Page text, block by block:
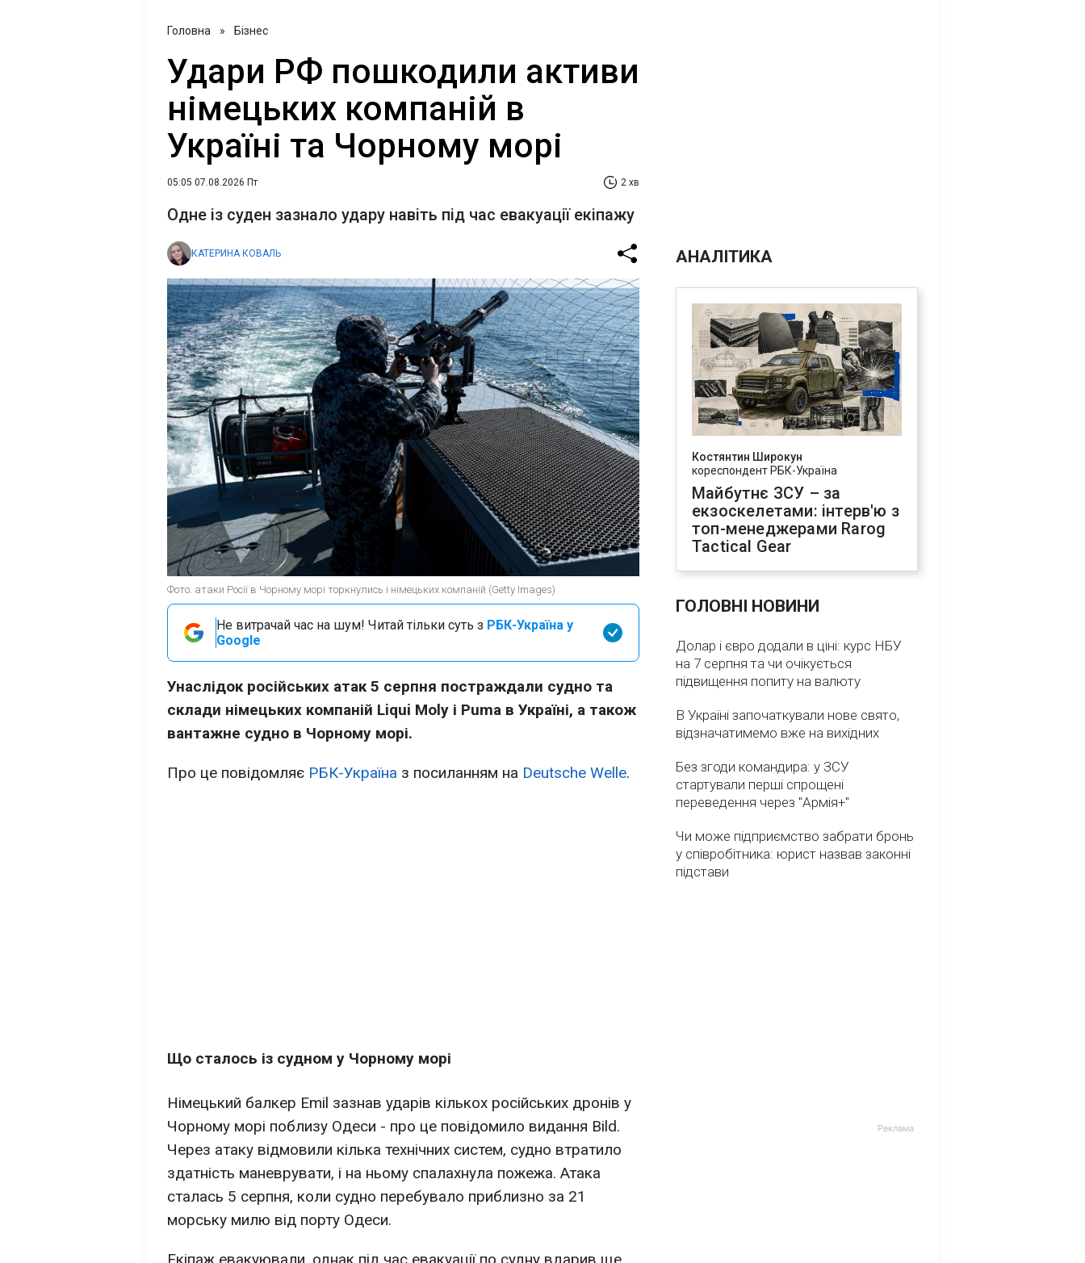
Головна » Бізнес
Удари РФ пошкодили активи
німецьких компаній в
Україні та Чорному морі
05:05 07.08.2026 Пт 2 хв
Одне із суден зазнало удару навіть під час евакуації екіпажу
КАТЕРИНА КОВАЛЬ
Фото: атаки Росії в Чорному морі торкнулись і німецьких компаній (Getty Images)
Не витрачай час на шум! Читай тільки суть з РБК-Україна у
Google
Унаслідок російських атак 5 серпня постраждали судно та
склади німецьких компаній Liqui Moly і Puma в Україні, а також
вантажне судно в Чорному морі.
Про це повідомляє РБК-Україна з посиланням на Deutsche Welle.
Що сталось із судном у Чорному морі
Німецький балкер Emil зазнав ударів кількох російських дронів у
Чорному морі поблизу Одеси - про це повідомило видання Bild.
Через атаку відмовили кілька технічних систем, судно втратило
здатність маневрувати, і на ньому спалахнула пожежа. Атака
сталась 5 серпня, коли судно перебувало приблизно за 21
морську милю від порту Одеси.
Екіпаж евакуювали, однак під час евакуації по судну вдарив ще
АНАЛІТИКА
Костянтин Широкун
кореспондент РБК-Україна
Майбутнє ЗСУ – за
екзоскелетами: інтерв'ю з
топ-менеджерами Rarog
Tactical Gear
ГОЛОВНІ НОВИНИ
Долар і євро додали в ціні: курс НБУ
на 7 серпня та чи очікується
підвищення попиту на валюту
В Україні започаткували нове свято,
відзначатимемо вже на вихідних
Без згоди командира: у ЗСУ
стартували перші спрощені
переведення через "Армія+"
Чи може підприємство забрати бронь
у співробітника: юрист назвав законні
підстави